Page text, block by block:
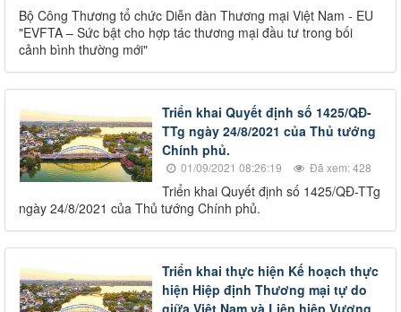
Bộ Công Thương tổ chức Diễn đàn Thương mại Việt Nam - EU
"EVFTA – Sức bật cho hợp tác thương mại đầu tư trong bối
cảnh bình thường mới"
Triển khai Quyết định số 1425/QĐ-
TTg ngày 24/8/2021 của Thủ tướng
Chính phủ.
01/09/2021 08:26:19 Đã xem: 428
Triển khai Quyết định số 1425/QĐ-TTg
ngày 24/8/2021 của Thủ tướng Chính phủ.
Triển khai thực hiện Kế hoạch thực
hiện Hiệp định Thương mại tự do
giữa Việt Nam và Liên hiệp Vương